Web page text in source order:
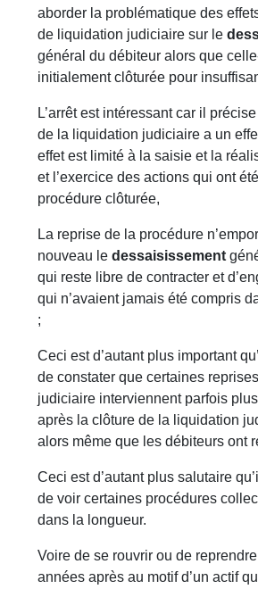
aborder la problématique des
de liquidation judiciaire sur le
général du débiteur alors que
initialement clôturée pour
L’arrêt est intéressant car il
de la liquidation judiciaire a un
effet est limité à la saisie et la
et l’exercice des actions qui ont
procédure clôturée,
La reprise de la procédure
nouveau ledessaisissement
qui reste libre de contracter et
qui n’avaient jamais été compris
;
Ceci est d’autant plus important
de constater que certaines
judiciaire interviennent parfois
après la clôture de la liquidation
alors même que les débiteurs ont
Ceci est d’autant plus salutaire
de voir certaines procédures
dans la longueur.
Voire de se rouvrir ou de
années après au motif d’un actif